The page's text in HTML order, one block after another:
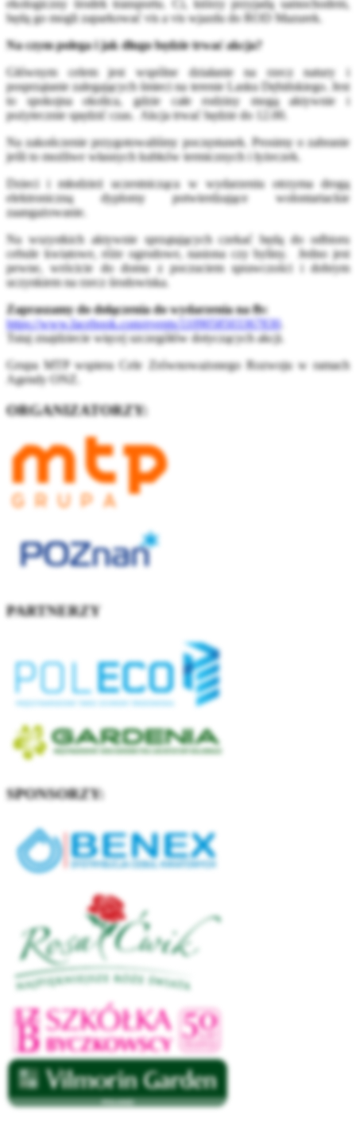
ekologiczny środek transportu. Ci, którzy przyjadą samochodem,
będą go mogli zaparkować vis a vis wjazdu do ROD Mazurek.
Na czym polega i jak długo będzie trwać akcja?
Głównym celem jest wspólne działanie na rzecz natury i
posprzątanie zalegających śmieci na terenie Lasku Dębińskiego. Jest
to spokojna okolica, gdzie całe rodziny mogą aktywnie i
pożytecznie spędzić czas. Akcja trwać będzie do 12.00.
Na zakończenie przygotowaliśmy poczęstunek. Prosimy o zabranie
jeśli to możliwe własnych kubków termicznych i łyżeczek.
Dzieci i młodzież uczestnicząca w wydarzeniu otrzyma drogą
elektroniczną dyplomy potwierdzające wolontariackie
zaangażowanie.
Na wszystkich aktywnie sprzątających czekać będą do odbioru
cebule kwiatowe, róże ogrodowe, nasiona czy byliny. Jedno jest
pewne, wrócicie do domu z poczuciem sprawczości i dobrym
uczynkiem na rzecz środowiska.
Zapraszamy do dołączenia do wydarzenia na fb:
https://www.facebook.com/events/1109058503367830.
Tutaj znajdziecie więcej szczegółów dotyczących akcji.
Grupa MTP wspiera Cele Zrównoważonego Rozwoju w ramach
Agendy ONZ.
ORGANIZATORZY:
PARTNERZY
SPONSORZY: